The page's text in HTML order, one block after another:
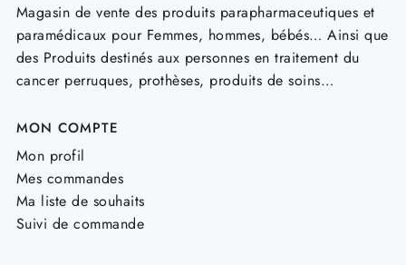
Magasin de vente des produits parapharmaceutiques et
paramédicaux pour Femmes, hommes, bébés… Ainsi que
des Produits destinés aux personnes en traitement du
cancer perruques, prothèses, produits de soins…
MON COMPTE
Mon profil
Mes commandes
Ma liste de souhaits
Suivi de commande